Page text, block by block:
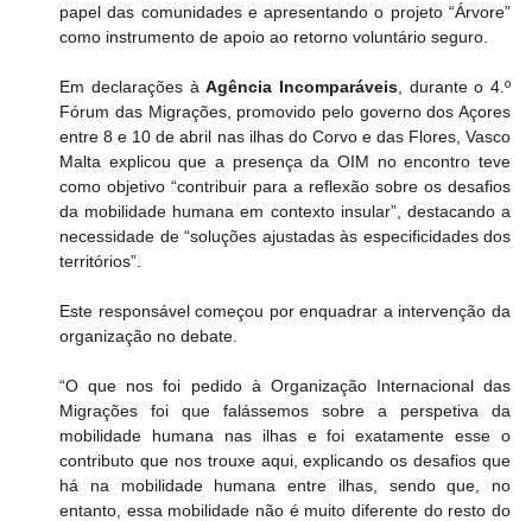
papel das comunidades e apresentando o projeto “Árvore”
como instrumento de apoio ao retorno voluntário seguro.
Em declarações à Agência Incomparáveis, durante o 4.º
Fórum das Migrações, promovido pelo governo dos Açores
entre 8 e 10 de abril nas ilhas do Corvo e das Flores, Vasco
Malta explicou que a presença da OIM no encontro teve
como objetivo “contribuir para a reflexão sobre os desafios
da mobilidade humana em contexto insular”, destacando a
necessidade de “soluções ajustadas às especificidades dos
territórios”.
Este responsável começou por enquadrar a intervenção da
organização no debate.
“O que nos foi pedido à Organização Internacional das
Migrações foi que falássemos sobre a perspetiva da
mobilidade humana nas ilhas e foi exatamente esse o
contributo que nos trouxe aqui, explicando os desafios que
há na mobilidade humana entre ilhas, sendo que, no
entanto, essa mobilidade não é muito diferente do resto do